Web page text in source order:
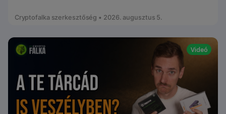
Cryptofalka szerkesztőség • 2026. augusztus 5.
Videó